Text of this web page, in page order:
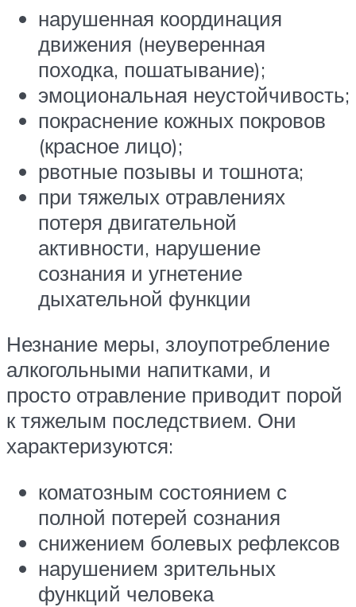
нарушенная координация
движения (неуверенная
походка, пошатывание);
эмоциональная неустойчивость;
покраснение кожных покровов
(красное лицо);
рвотные позывы и тошнота;
при тяжелых отравлениях
потеря двигательной
активности, нарушение
сознания и угнетение
дыхательной функции
Незнание меры, злоупотребление
алкогольными напитками, и
просто отравление приводит порой
к тяжелым последствием. Они
характеризуются:
коматозным состоянием с
полной потерей сознания
снижением болевых рефлексов
нарушением зрительных
функций человека